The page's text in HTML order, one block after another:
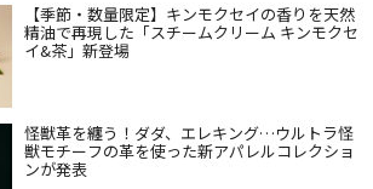
【季節・数量限定】キンモクセイの香りを天然
精油で再現した「スチームクリーム キンモクセ
イ&茶」新登場
怪獣革を纏う！ダダ、エレキング…ウルトラ怪
獣モチーフの革を使った新アパレルコレクショ
ンが発表